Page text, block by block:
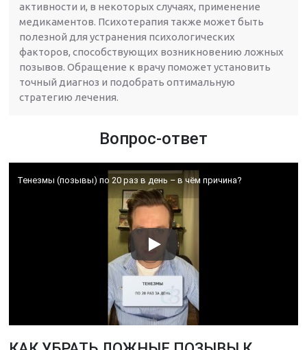
активности и, в некоторых случаях, применение
медикаментов. Психотерапия также может быть
полезной для устранения психологических
факторов, способствующих возникновению ложных
позывов. Обращение к врачу поможет установить
точный диагноз и подобрать оптимальную
стратегию лечения.
Вопрос-ответ
Тенезмы (позывы) по 20 раз в день – в чём причина?